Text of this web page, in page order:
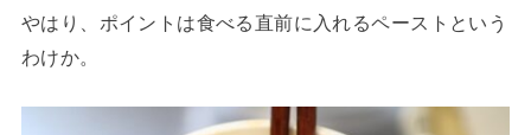
やはり、ポイントは食べる直前に入れるペーストという
わけか。